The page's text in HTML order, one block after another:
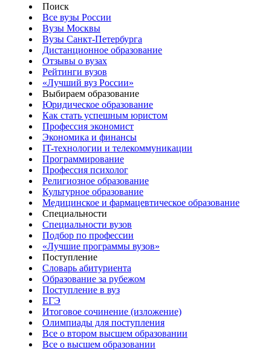
Поиск
Все вузы России
Вузы Москвы
Вузы Санкт-Петербурга
Дистанционное образование
Отзывы о вузах
Рейтинги вузов
«Лучший вуз России»
Выбираем образование
Юридическое образование
Как стать успешным юристом
Профессия экономист
Экономика и финансы
IT-технологии и телекоммуникации
Программирование
Профессия психолог
Религиозное образование
Культурное образование
Медицинское и фармацевтическое образование
Специальности
Специальности вузов
Подбор по профессии
«Лучшие программы вузов»
Поступление
Словарь абитуриента
Образование за рубежом
Поступление в вуз
ЕГЭ
Итоговое сочинение (изложение)
Олимпиады для поступления
Все о втором высшем образовании
Все о высшем образовании